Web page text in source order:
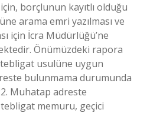
borçlunun kayıtlı olduğu
arama emri yazılması ve
için İcra Müdürlüğü’ne
Önümüzdeki rapora
usulüne uygun
bulunmama durumunda
Muhatap adreste
memuru, geçici